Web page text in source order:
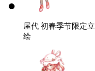
屋代 初春季节限定立
绘